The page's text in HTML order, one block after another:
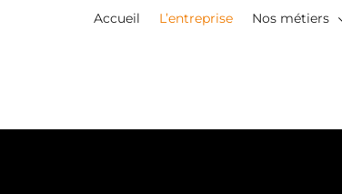
Accueil L’entreprise Nos métiers